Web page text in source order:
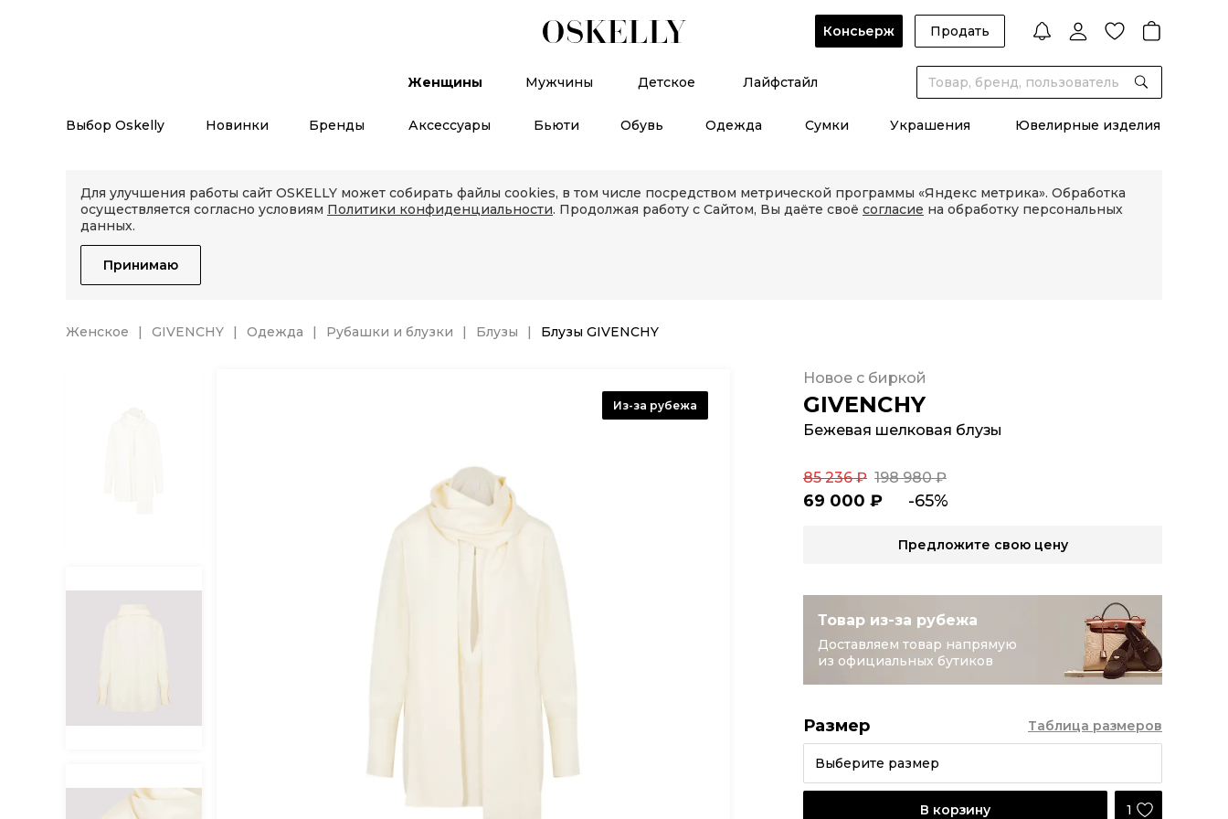
Консьерж Продать
Женщины Мужчины Детское Лайфстайл
Выбор Oskelly Новинки Бренды Аксессуары Бьюти Обувь Одежда Сумки Украшения Ювелирные изделия
Для улучшения работы сайт OSKELLY может собирать файлы cookies, в том числе посредством метрической программы «Яндекс метрика». Обработка
осуществляется согласно условиям Политики конфиденциальности. Продолжая работу с Сайтом, Вы даёте своё согласие на обработку персональных
данных.
Принимаю
Женское GIVENCHY Одежда Рубашки и блузки Блузы Блузы GIVENCHY
Из-за рубежа GIVENCHY
Бежевая шелковая блузы
Новое с биркой
69 000 ₽ -65%
85 236 ₽ 198 980 ₽
Предложите свою цену
Товар из-за рубежа
Доставляем товар напрямую
из официальных бутиков
Размер
Выберите размер
Таблица размеров
В корзину 1